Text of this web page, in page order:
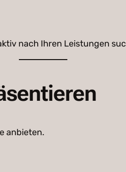
nach Ihren Leistungen
anbieten.